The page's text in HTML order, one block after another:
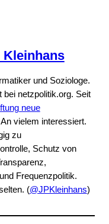
Kleinhans
und Soziologe.
bei netzpolitik.org. Seit
neue
vielem interessiert.
zu
Schutz von
Frequenzpolitik.
(@JPKleinhans)